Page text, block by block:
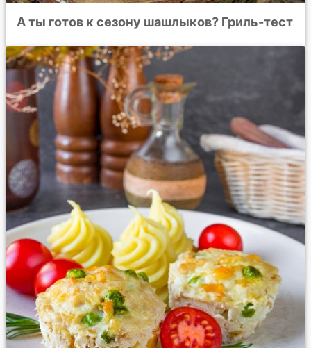
А ты готов к сезону шашлыков? Гриль-тест